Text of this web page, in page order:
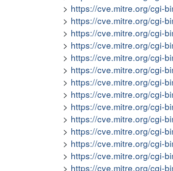
https://cve.mitre.org/cgi-
https://cve.mitre.org/cgi-
https://cve.mitre.org/cgi-
https://cve.mitre.org/cgi-
https://cve.mitre.org/cgi-
https://cve.mitre.org/cgi-
https://cve.mitre.org/cgi-
https://cve.mitre.org/cgi-
https://cve.mitre.org/cgi-
https://cve.mitre.org/cgi-
https://cve.mitre.org/cgi-
https://cve.mitre.org/cgi-
https://cve.mitre.org/cgi-
https://cve.mitre.org/cgi-